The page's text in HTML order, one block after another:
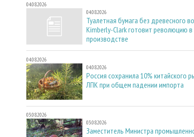
04.08.2026
04.08.2026
Туалетная бумага без древесного
Kimberly-Clark готовит революцию в
производстве
04.08.2026
04.08.2026
Россия сохранила 10% китайского
ЛПК при общем падении импорта
03.08.2026
03.08.2026
Заместитель Министра